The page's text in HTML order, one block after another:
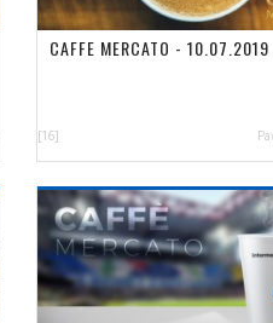
CAFFE MERCATO - 10.07.2019
[16]